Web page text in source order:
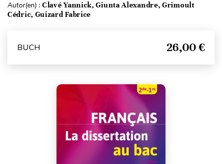
Autor(en) : Clavé Yannick, Giunta Alexandre, Grimoult
Cédric, Guizard Fabrice
BUCH 26,00 €